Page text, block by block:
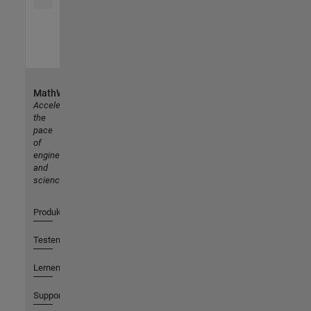
MathWorks
Accelerating
the
pace
of
engineering
and
science
Produkte
Testen oder Kaufen
Lernen
Support